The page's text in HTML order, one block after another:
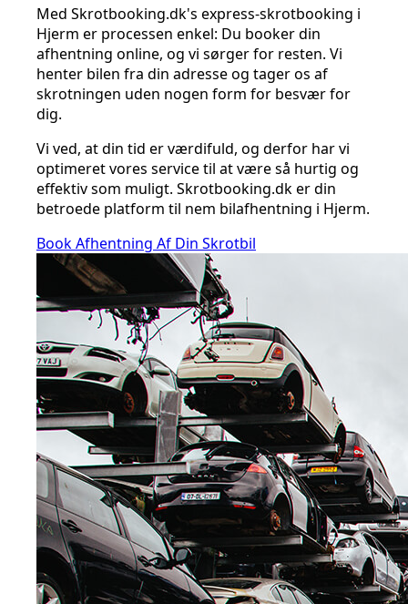
Med Skrotbooking.dk's express-skrotbooking i
Hjerm er processen enkel: Du booker din
afhentning online, og vi sørger for resten. Vi
henter bilen fra din adresse og tager os af
skrotningen uden nogen form for besvær for
dig.
Vi ved, at din tid er værdifuld, og derfor har vi
optimeret vores service til at være så hurtig og
effektiv som muligt. Skrotbooking.dk er din
betroede platform til nem bilafhentning i Hjerm.
Book Afhentning Af Din Skrotbil